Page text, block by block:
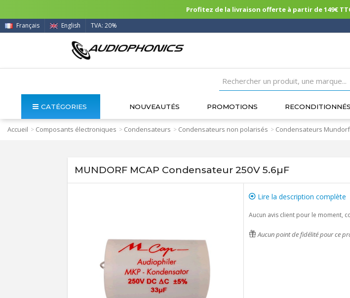
Profitez de la livraison offerte à partir de 149€
Français English TVA: 20%
CATÉGORIES NOUVEAUTÉS PROMOTIONS RECONDITIONNÉS
Accueil > Composants électroniques > Condensateurs > Condensateurs non polarisés > Condensateurs
MUNDORF MCAP Condensateur 250V 5.6µF
Lire la description complète
Aucun avis client pour le moment,
Aucun point de fidélité pour ce